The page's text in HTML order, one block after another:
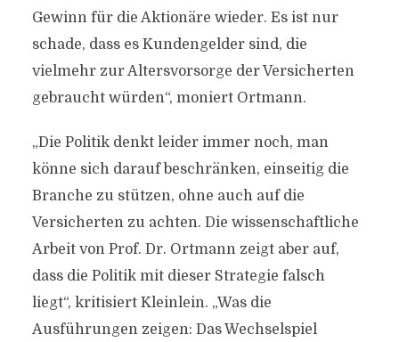
Gewinn für die Aktionäre wieder. Es ist nur
schade, dass es Kundengelder sind, die
vielmehr zur Altersvorsorge der Versicherten
gebraucht würden“, moniert Ortmann.
„Die Politik denkt leider immer noch, man
könne sich darauf beschränken, einseitig die
Branche zu stützen, ohne auch auf die
Versicherten zu achten. Die wissenschaftliche
Arbeit von Prof. Dr. Ortmann zeigt aber auf,
dass die Politik mit dieser Strategie falsch
liegt“, kritisiert Kleinlein. „Was die
Ausführungen zeigen: Das Wechselspiel